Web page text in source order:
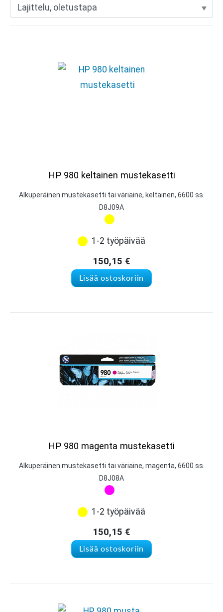
HP 980 keltainen mustekasetti
Alkuperäinen mustekasetti tai väriaine, keltainen, 6600 ss.
D8J09A
1-2 työpäivää
150,15 €
Lisää ostoskoriin
HP 980 magenta mustekasetti
Alkuperäinen mustekasetti tai väriaine, magenta, 6600 ss.
D8J08A
1-2 työpäivää
150,15 €
Lisää ostoskoriin